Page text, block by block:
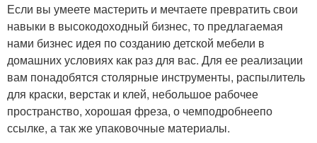
Если вы умеете мастерить и мечтаете превратить свои
навыки в высокодоходный бизнес, то предлагаемая
нами бизнес идея по созданию детской мебели в
домашних условиях как раз для вас. Для ее реализации
вам понадобятся столярные инструменты, распылитель
для краски, верстак и клей, небольшое рабочее
пространство, хорошая фреза, о чемподробнеепо
ссылке, а так же упаковочные материалы.